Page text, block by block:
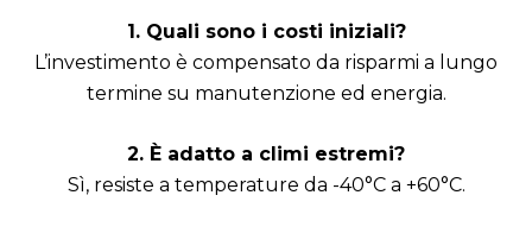
1. Quali sono i costi iniziali?
L’investimento è compensato da risparmi a lungo
termine su manutenzione ed energia.
2. È adatto a climi estremi?
Sì, resiste a temperature da -40°C a +60°C.